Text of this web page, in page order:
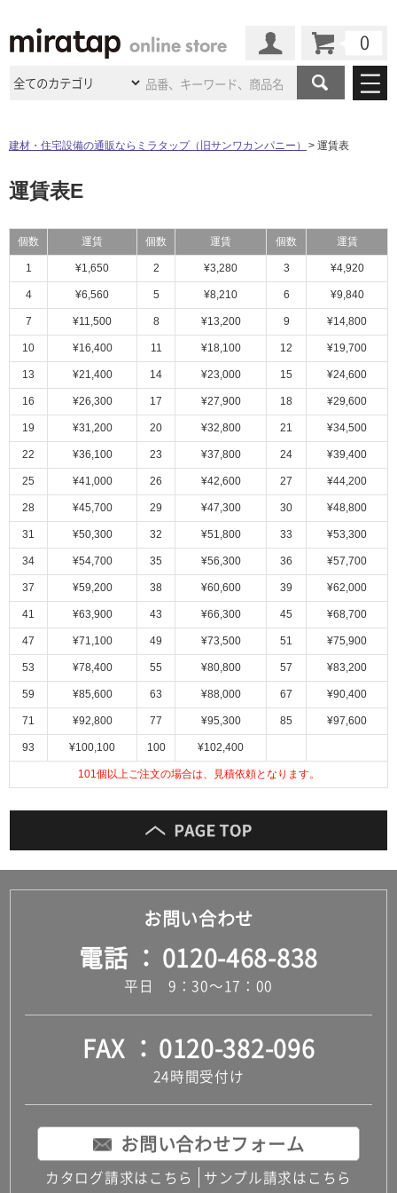
商品カテゴリ
洗面所・水回り
キッチン 浴室（風呂・バスルー
ム）・
トイレ
ドア（扉）・
建具・玄関
扉
エクステリア（外構）
ウッドデッキ フローリング・床材
収納 インテリア・
照明 ペット用品
内装用建材 パネル・壁材
ロートアイアン 天然石・石材
メンテナンス・ 施工材 新商品
ミラタップのあるくらし お客様訪問インタビュー
店舗・施設事例
ショールームのご案内 東京ショールーム
大阪 ショールーム 仙台 ショールーム
名古屋 ショールーム 京都ショールーム
福岡ショールーム 札幌スマートショールー
ム
横浜スマートショールー
ム
ウェルビーみのお
HDC
BOX
サポート
ご利用ガイド 初めての方へ
よくある質問 お問い合わせ
修理お問い合わせ クレーム公開
説明書・図面検索 水まわり3年保証
お役立ち情報 住まいの
スタイリング
アイデア
ミラタップチャンネル
オンライン相談
その他サービス
ミラタップと創る家
ASOLIE
工事会社紹介Coziコンシ
ェルジュ
自分らしい家づくり
SUVACO
最高のリノベ会社がみつ
かるリノベりす
建材・住宅設備の通販ならミラタップ（旧サンワカンパニー） 運賃表
運賃表E
個数 運賃 個数 運賃 個数 運賃
1 ¥1,650 2 ¥3,280 3 ¥4,920
4 ¥6,560 5 ¥8,210 6 ¥9,840
7 ¥11,500 8 ¥13,200 9 ¥14,800
10 ¥16,400 11 ¥18,100 12 ¥19,700
13 ¥21,400 14 ¥23,000 15 ¥24,600
16 ¥26,300 17 ¥27,900 18 ¥29,600
19 ¥31,200 20 ¥32,800 21 ¥34,500
22 ¥36,100 23 ¥37,800 24 ¥39,400
25 ¥41,000 26 ¥42,600 27 ¥44,200
28 ¥45,700 29 ¥47,300 30 ¥48,800
31 ¥50,300 32 ¥51,800 33 ¥53,300
34 ¥54,700 35 ¥56,300 36 ¥57,700
37 ¥59,200 38 ¥60,600 39 ¥62,000
41 ¥63,900 43 ¥66,300 45 ¥68,700
47 ¥71,100 49 ¥73,500 51 ¥75,900
53 ¥78,400 55 ¥80,800 57 ¥83,200
59 ¥85,600 63 ¥88,000 67 ¥90,400
71 ¥92,800 77 ¥95,300 85 ¥97,600
93 ¥100,100 100 ¥102,400
101 個以上ご注文の場合は、見積依頼となります。
お問い合わせ
電話 0120-468-838
平日 9：30～17：00
FAX 0120-382-096
24時間受付け
お問い合わせフォーム
カタログ請求はこちら サンプル請求はこちら